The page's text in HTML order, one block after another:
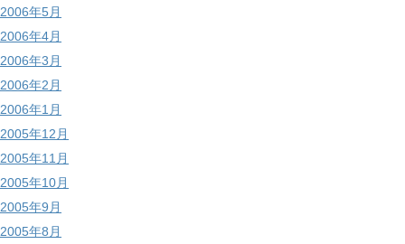
2006年5月
2006年4月
2006年3月
2006年2月
2006年1月
2005年12月
2005年11月
2005年10月
2005年9月
2005年8月